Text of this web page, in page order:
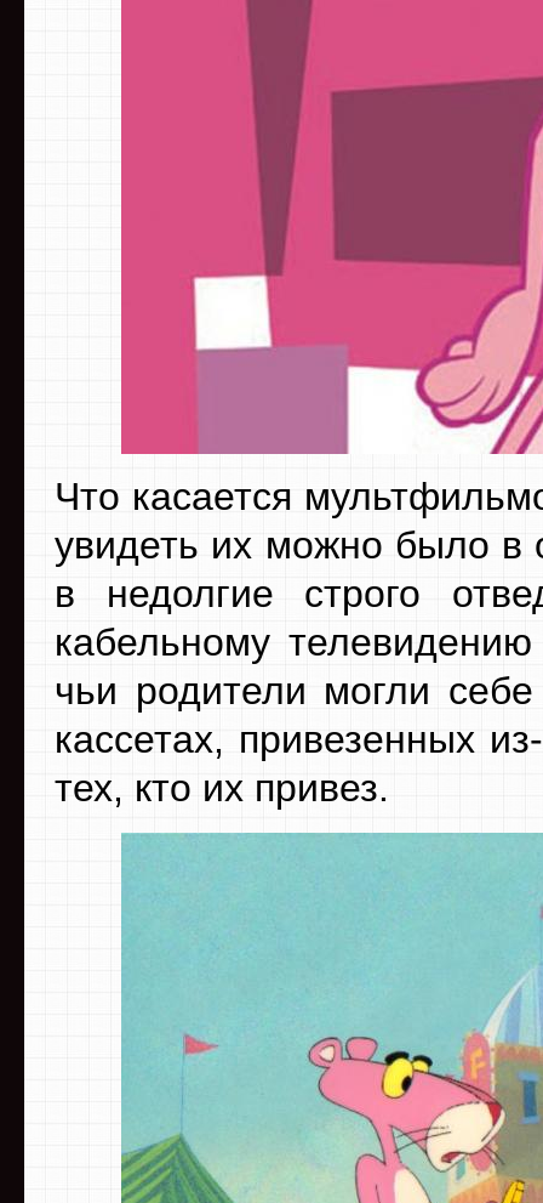
Что касается
увидеть их можно было в
в недолгие строго
кабельному
чьи родители могли
кассетах, привезенных
тех, кто их привез.